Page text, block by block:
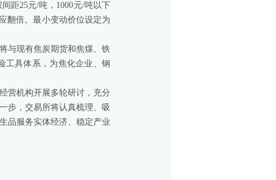
距25元/吨，1000元/吨以下
翻倍。最小变动价位设定为
与现有焦炭期货和焦煤、铁
工具体系，为焦化企业、钢
营机构开展多轮研讨，充分
步，交易所将认真梳理、吸
品服务实体经济、稳定产业